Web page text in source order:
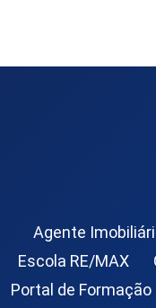
Agente
Escola RE/MAX
Portal de Formação